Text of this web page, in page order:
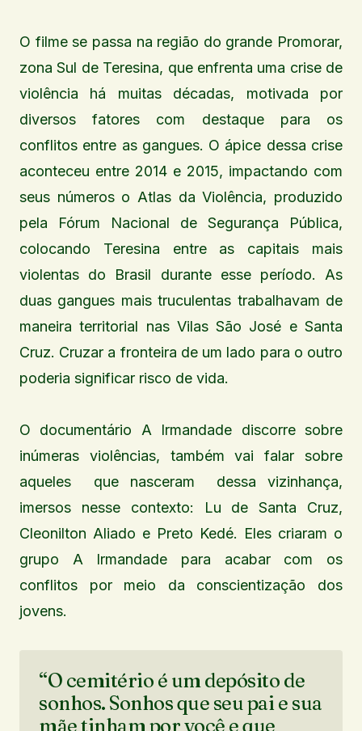
O filme se passa na região do grande Promorar,
zona Sul de Teresina, que enfrenta uma crise de
violência há muitas décadas, motivada por
diversos fatores com destaque para os
conflitos entre as gangues. O ápice dessa crise
aconteceu entre 2014 e 2015, impactando com
seus números o Atlas da Violência, produzido
pela Fórum Nacional de Segurança Pública,
colocando Teresina entre as capitais mais
violentas do Brasil durante esse período. As
duas gangues mais truculentas trabalhavam de
maneira territorial nas Vilas São José e Santa
Cruz. Cruzar a fronteira de um lado para o outro
poderia significar risco de vida.
O documentário A Irmandade discorre sobre
inúmeras violências, também vai falar sobre
aqueles que nasceram dessa vizinhança,
imersos nesse contexto: Lu de Santa Cruz,
Cleonilton Aliado e Preto Kedé. Eles criaram o
grupo A Irmandade para acabar com os
conflitos por meio da conscientização dos
jovens.
“O cemitério é um depósito de
sonhos. Sonhos que seu pai e sua
mãe tinham por você e que